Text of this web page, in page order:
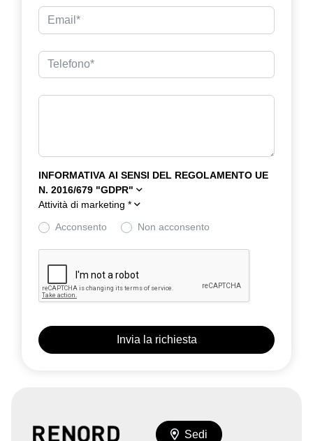
INFORMATIVA AI SENSI DEL REGOLAMENTO UE
N. 2016/679 "GDPR"
Attività di marketing *
Acconsento Non acconsento
Sedi